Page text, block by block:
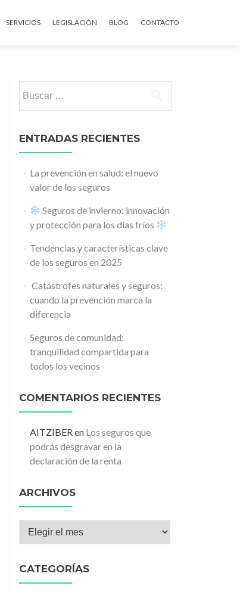
SERVICIOS LEGISLACIÓN BLOG CONTACTO
ENTRADAS RECIENTES
La prevención en salud: el nuevo
valor de los seguros
Seguros de invierno: innovación
y protección para los días fríos
Tendencias y características clave
de los seguros en 2025
️ Catástrofes naturales y seguros:
cuando la prevención marca la
diferencia
Seguros de comunidad:
tranquilidad compartida para
todos los vecinos
COMENTARIOS RECIENTES
AITZIBERen Los seguros que
podrás desgravar en la
declaración de la renta
ARCHIVOS
Archivos
CATEGORÍAS